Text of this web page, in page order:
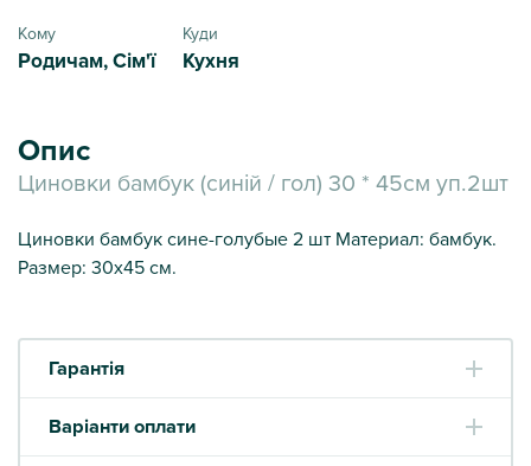
Кому
Родичам, Сім'ї
Куди
Кухня
Опис
Циновки бамбук (синій / гол) 30 * 45см уп.2шт
Циновки бамбук сине-голубые 2 шт Материал: бамбук.
Размер: 30х45 см.
Гарантія
Варіанти оплати